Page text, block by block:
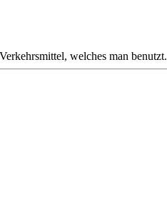
welches man benutzt.